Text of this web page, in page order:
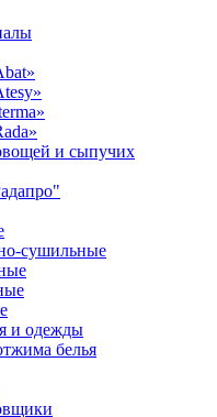
и сыпучих
сушильные
и одежды
белья